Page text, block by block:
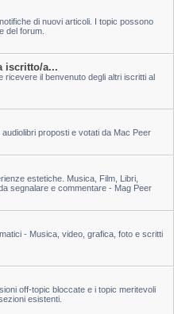
di nuovi articoli. I topic possono
del forum.
iscritto/a...
il benvenuto degli altri iscritti al
proposti e votati da Mac Peer
estetiche. Musica, Film, Libri,
segnalare e commentare - Mag Peer
- Musica, video, grafica, foto e scritti
off-topic bloccate e i topic meritevoli
esistenti.